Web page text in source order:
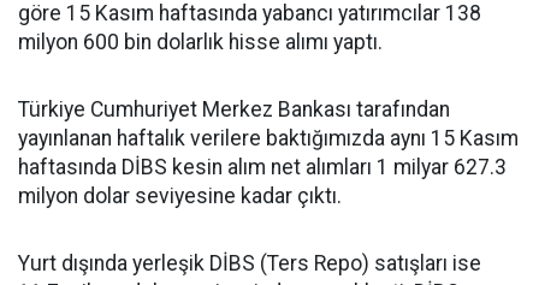
göre 15 Kasım haftasında yabancı yatırımcılar 138
milyon 600 bin dolarlık hisse alımı yaptı.
Türkiye Cumhuriyet Merkez Bankası tarafından
yayınlanan haftalık verilere baktığımızda aynı 15 Kasım
haftasında DİBS kesin alım net alımları 1 milyar 627.3
milyon dolar seviyesine kadar çıktı.
Yurt dışında yerleşik DİBS (Ters Repo) satışları ise